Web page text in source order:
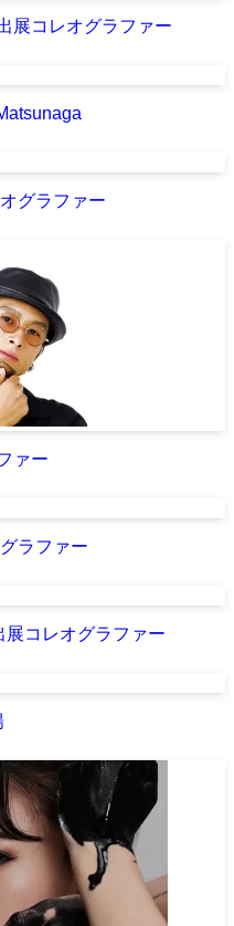
展コレオグラファー
グラファー
ァー
ラファー
展コレオグラファー